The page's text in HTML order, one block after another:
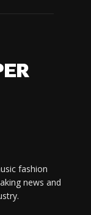
fashion
news and